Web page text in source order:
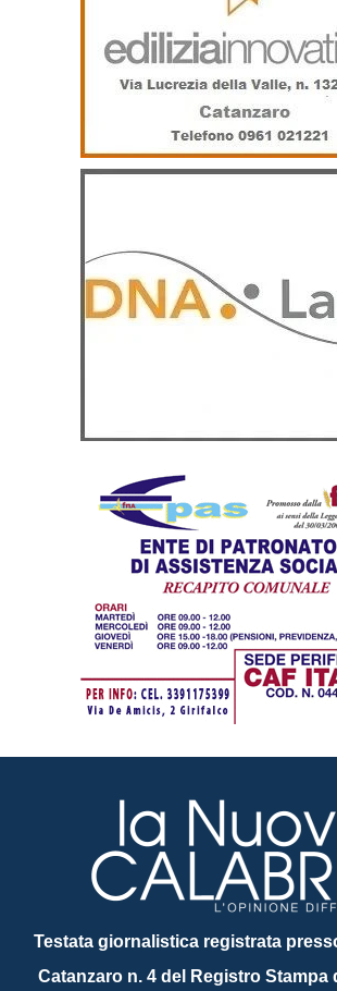
Testata giornalistica registrata
Catanzaro n. 4 del Registro Stampa